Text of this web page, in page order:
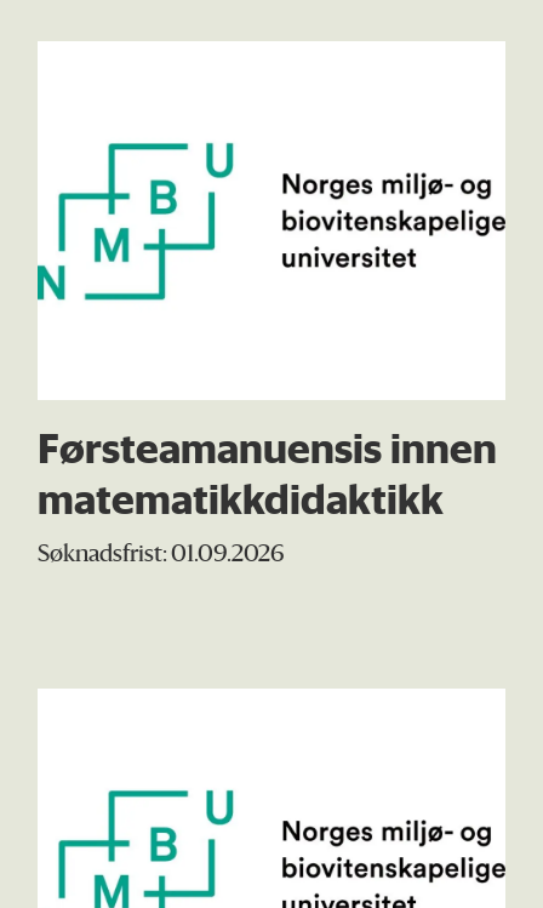
Førsteamanuensis innen
matematikkdidaktikk
Søknadsfrist: 01.09.2026